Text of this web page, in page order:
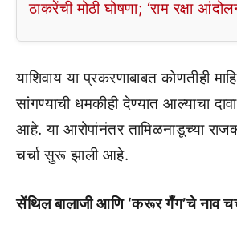
ठाकरेंची मोठी घोषणा; ‘राम रक्षा
याशिवाय या प्रकरणाबाबत कोणतीही
सांगण्याची धमकीही देण्यात आल्याचा
आहे. या आरोपांनंतर तामिळनाडूच्या
चर्चा सुरू झाली आहे.
सेंथिल बालाजी आणि ‘करूर गँग’चे नाव